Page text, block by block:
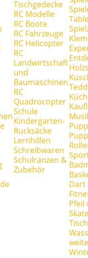
Tischgedecke
RC Modelle
RC Boote
RC Fahrzeuge
RC Helicopter
RC
Landwirtschaft
und
Baumaschinen
RC
Quadrocopter
Schule
Kindergarten-
Rucksäcke
Lernhilfen
Schreibwaren
Schulranzen &
Zubehör
Dart
Pfeil